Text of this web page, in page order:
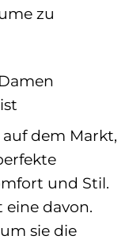
zu
dem Markt,
und Stil.
eine davon.
sie die